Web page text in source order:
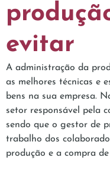
evitar
A administração da
as melhores técnicas e
bens na sua empresa.
setor responsável pela
sendo que o gestor de
trabalho dos
produção e a compra